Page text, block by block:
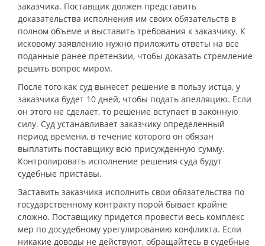
заказчика. Поставщик должен представить
доказательства исполнения им своих обязательств в
полном объеме и выставить требования к заказчику. К
исковому заявлению нужно приложить ответы на все
поданные ранее претензии, чтобы доказать стремление
решить вопрос миром.
После того как суд вынесет решение в пользу истца, у
заказчика будет 10 дней, чтобы подать апелляцию. Если
он этого не сделает, то решение вступает в законную
силу. Суд устанавливает заказчику определенный
период времени, в течение которого он обязан
выплатить поставщику всю присужденную сумму.
Контролировать исполнение решения суда будут
судебные приставы.
Заставить заказчика исполнить свои обязательства по
государственному контракту порой бывает крайне
сложно. Поставщику придется провести весь комплекс
мер по досудебному урегулированию конфликта. Если
никакие доводы не действуют, обращайтесь в судебные